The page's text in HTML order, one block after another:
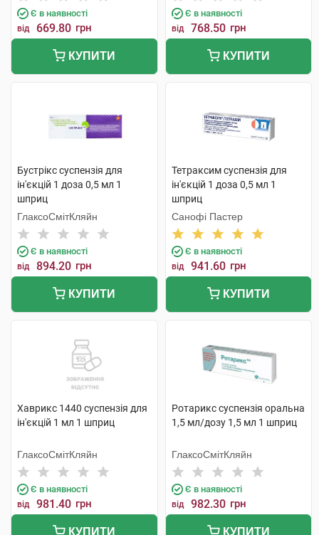
Є в наявності
від 669.80 грн
КУПИТИ
Є в наявності
від 768.50 грн
КУПИТИ
Бустрікс суспензія для
ін'єкцій 1 доза 0,5 мл 1
шприц
ГлаксоСмітКляйн
Є в наявності
від 894.20 грн
КУПИТИ
Тетраксим суспензія для
ін'єкцій 1 доза 0,5 мл 1
шприц
Санофі Пастер
Є в наявності
від 941.60 грн
КУПИТИ
Хаврикс 1440 суспензія для
ін'єкцій 1 мл 1 шприц
ГлаксоСмітКляйн
Є в наявності
від 981.40 грн
КУПИТИ
Ротарикс суспензія оральна
1,5 мл/дозу 1,5 мл 1 шприц
ГлаксоСмітКляйн
Є в наявності
від 982.30 грн
КУПИТИ